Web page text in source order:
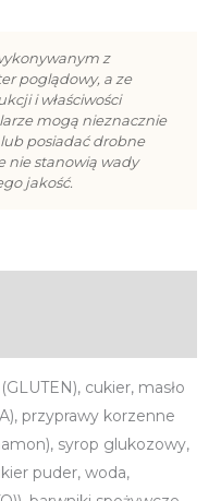
z
poglądowy, a ze
i właściwości
mogą nieznacznie
posiadać drobne
nie stanowią wady
jakość.
cukier, masło
przyprawy korzenne
syrop glukozowy,
puder, woda,